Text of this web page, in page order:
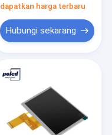
dapatkan harga terbaru
Hubungi sekarang